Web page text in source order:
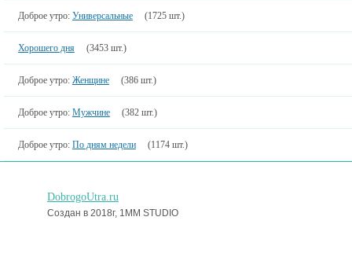
Доброе утро: Универсальные (1725 шт.)
Хорошего дня (3453 шт.)
Доброе утро: Женщине (386 шт.)
Доброе утро: Мужчине (382 шт.)
Доброе утро: По дням недели (1174 шт.)
DobrogoUtra.ru
Создан в 2018г, 1MM STUDIO